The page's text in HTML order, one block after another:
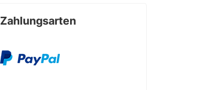
Zahlungsarten